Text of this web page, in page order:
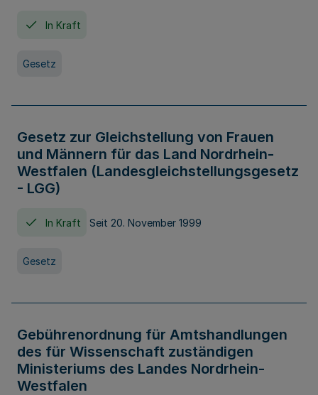
In Kraft
Gesetz
Gesetz zur Gleichstellung von Frauen
und Männern für das Land Nordrhein-
Westfalen (Landesgleichstellungsgesetz
- LGG)
In Kraft Seit 20. November 1999
Gesetz
Gebührenordnung für Amtshandlungen
des für Wissenschaft zuständigen
Ministeriums des Landes Nordrhein-
Westfalen